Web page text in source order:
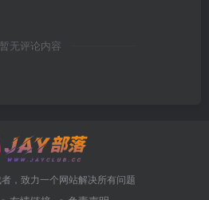
暂无评论内容
，致力一个网站解决所有问题